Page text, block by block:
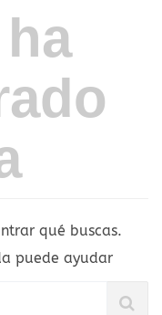
qué buscas.
puede ayudar